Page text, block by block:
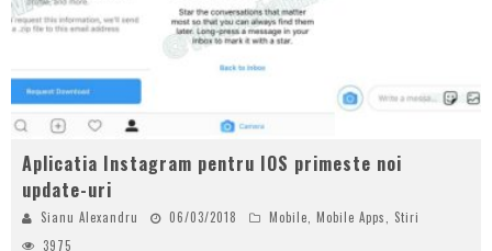
Aplicatia Instagram pentru IOS primeste noi
update-uri
Sianu Alexandru 06/03/2018 Mobile Mobile Apps
Stiri
3975